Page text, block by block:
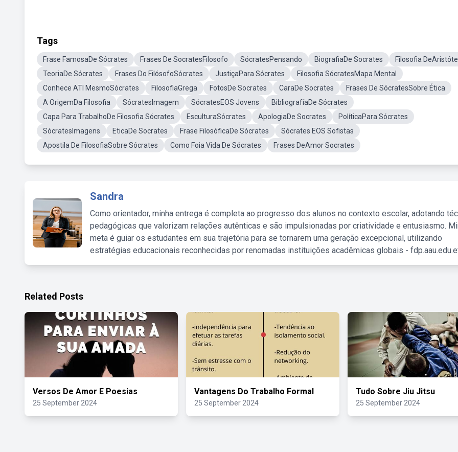
Tags
Frase FamosaDe Sócrates Frases De SocratesFilosofo SócratesPensando BiografiaDe Socrates
Filosofia
TeoriaDe Sócrates
Frases Do FilósofoSócrates JustiçaPara Sócrates
Filosofia SócratesMapa Mental
Conhece ATI MesmoSócrates
FilosofiaGrega FotosDe Socrates CaraDe Socrates
Frases De SócratesSobre Ética
A OrigemDa Filosofia
SócratesImagem SócratesEOS Jovens
BibliografíaDe Sócrates
Capa Para TrabalhoDe Filosofia Sócrates
EsculturaSócrates ApologiaDe Socrates
PolíticaPara Sócrates
SócratesImagens
EticaDe Socrates Frase FilosóficaDe Sócrates
Sócrates EOS Sofistas
Apostila De FilosofiaSobre Sócrates
Como Foia Vida De Sócrates Frases DeAmor Socrates
Sandra
Como orientador, minha entrega é completa ao progresso dos alunos no contexto escolar, adotando
pedagógicas que valorizam relações autênticas e são impulsionadas por criatividade e entusiasmo.
meta é guiar os estudantes em sua trajetória para se tornarem uma geração excepcional, utilizando
estratégias educacionais reconhecidas por renomadas instituições acadêmicas globais -
Related Posts
Versos De Amor E Poesias
25 September 2024
Vantagens Do Trabalho Formal
25 September 2024
Tudo Sobre Jiu Jitsu
25 September 2024